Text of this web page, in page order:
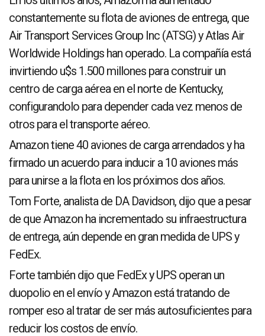
constantemente su flota de aviones de entrega, que
Air Transport Services Group Inc (ATSG) y Atlas Air
Worldwide Holdings han operado. La compañía está
invirtiendo u$s 1.500 millones para construir un
centro de carga aérea en el norte de Kentucky,
configurandolo para depender cada vez menos de
otros para el transporte aéreo.
Amazon tiene 40 aviones de carga arrendados y ha
firmado un acuerdo para inducir a 10 aviones más
para unirse a la flota en los próximos dos años.
Tom Forte, analista de DA Davidson, dijo que a pesar
de que Amazon ha incrementado su infraestructura
de entrega, aún depende en gran medida de UPS y
FedEx.
Forte también dijo que FedEx y UPS operan un
duopolio en el envío y Amazon está tratando de
romper eso al tratar de ser más autosuficientes para
reducir los costos de envío.